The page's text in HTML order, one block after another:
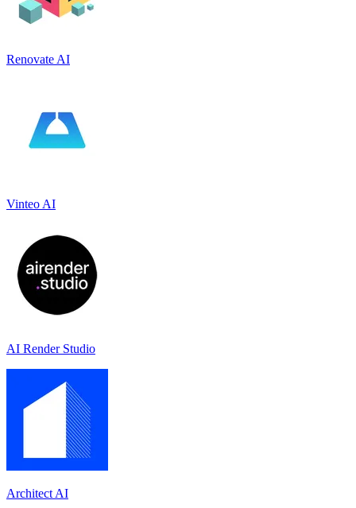
Renovate AI
Vinteo AI
AI Render Studio
Architect AI